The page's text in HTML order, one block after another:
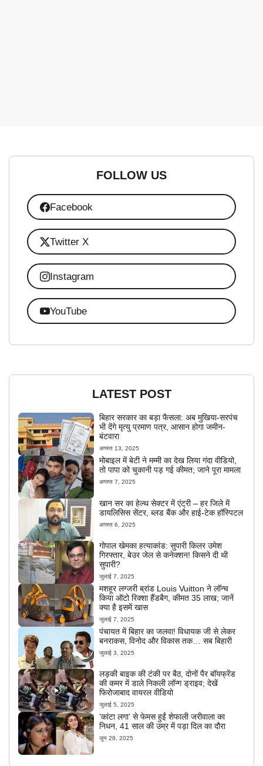
FOLLOW US
Facebook
Twitter X
Instagram
YouTube
LATEST POST
बिहार सरकार का बड़ा फैसला: अब मुखिया-सरपंच
भी देंगे मृत्यु प्रमाण पत्र, आसान होगा जमीन-
बंटवारा
अगस्त 13, 2025
मोबाइल में बेटी ने मम्मी का देख लिया गंदा वीडियो,
तो पापा को चुकानी पड़ गई कीमत; जाने पूरा मामला
अगस्त 7, 2025
खान सर का हेल्थ सेक्टर में एंट्री – हर जिले में
डायलिसिस सेंटर, ब्लड बैंक और हाई-टेक हॉस्पिटल
अगस्त 6, 2025
गोपाल खेमका हत्याकांड: सुपारी किलर उमेश
गिरफ्तार, बेउर जेल से कनेक्शन! किसने दी थी
सुपारी?
जुलाई 7, 2025
मशहूर लग्जरी ब्रांड Louis Vuitton ने लॉन्च
किया ऑटो रिक्शा हैंडबैग, कीमत 35 लाख; जानें
क्या है इसमें खास
जुलाई 7, 2025
पंचायत में बिहार का जलवा! विधायक जी से लेकर
बनराकस, विनोद और विकास तक… सब बिहारी
जुलाई 3, 2025
लड़की बाइक की टंकी पर बैठ, दोनों पैर बॉयफ्रेंड
की कमर में डाले निकली लॉन्ग ड्राइव; देखें
फिरोजाबाद वायरल वीडियो
जुलाई 5, 2025
‘कांटा लगा’ से फेमस हुईं शेफाली जरीवाला का
निधन, 41 साल की उम्र में पड़ा दिल का दौरा
जून 28, 2025